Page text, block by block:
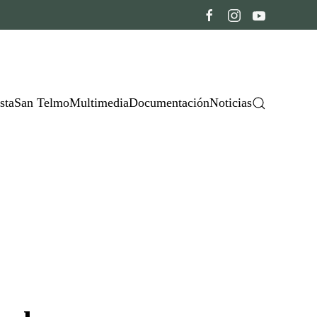
San TelmoMultimediaDocumentaciónNoticias